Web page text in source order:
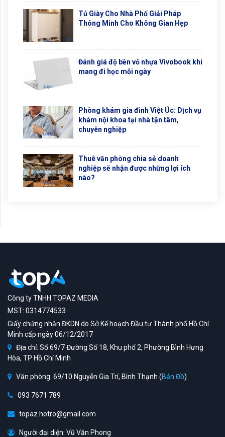
Tủ Giày Cho Nhà Phố Giải Pháp
Thông Minh Cho Không Gian Hẹp
Đánh giá độ bền vỏ nhựa Vivobook khi
mang đi học mỗi ngày
Phòng khám gia đình Việt Úc: Dịch vụ
khám nội khoa tại nhà tận tâm,
chuyên nghiệp
Thuê văn phòng chia sẻ doanh
nghiệp sẽ nhận được những lợi ích
nào?
Công ty TNHH TOPAZ MEDIA
MST: 0314774533
Giấy chứng nhận ĐKDN do Sở Kế hoạch Đầu tư Thành phố Hồ Chí
Minh cấp ngày 06/12/2017
Địa chỉ: Số 69/7 Đường Số 18, Khu phố 2, Phường Bình Hưng
Hòa, TP Hồ Chí Minh
Văn phòng: 69/10 Nguyễn Gia Trí, Bình Thạnh (Bản Đồ)
093 7671 789
topaz.hotro@gmail.com
Người đại diện: Vũ Văn Phong